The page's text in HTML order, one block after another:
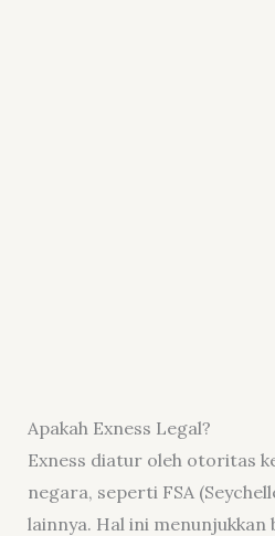
Apakah Exness Legal?
Exness diatur oleh otoritas
negara, seperti FSA
lainnya. Hal ini menunjukkan